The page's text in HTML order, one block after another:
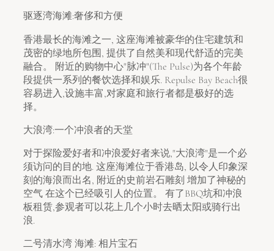
驱逐湾海滩:奢侈和方便
香港最长的海滩之一, 这座海滩被豪华的住宅建筑和
茂密的绿地所包围, 提供了自然美和现代舒适的完美
融合。 附近的购物中心"脉冲"(The Pulse)为各个年龄
段提供一系列的餐饮选择和娱乐. Repulse Bay Beach很
容易进入,设施丰富,对家庭和旅行者都是极好的选
择。
大浪湾:一个冲浪者的天堂
对于探险爱好者和冲浪爱好者来说,"大浪湾"是一个必
须访问的目的地. 这座海滩位于香港岛, 以令人印象深
刻的海浪而出名, 附近的史前岩石雕刻 增加了神秘的
空气 在这个已经吸引人的位置。 有了BBQ坑和冲浪
板租赁,参观者可以花上几个小时去晒太阳或骑行出
浪.
二号清水湾 海滩: 相片宝石